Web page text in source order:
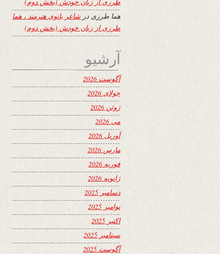
هما طرزی در شاعر بانوی هنرمند ، هما
طرزی از زبان خودش (بخش دوم)
آرشیو
آگوست 2026
جولای 2026
ژوئن 2026
می 2026
آوریل 2026
مارس 2026
فوریه 2026
ژانویه 2026
دسامبر 2025
نوامبر 2025
اکتبر 2025
سپتامبر 2025
آگوست 2025